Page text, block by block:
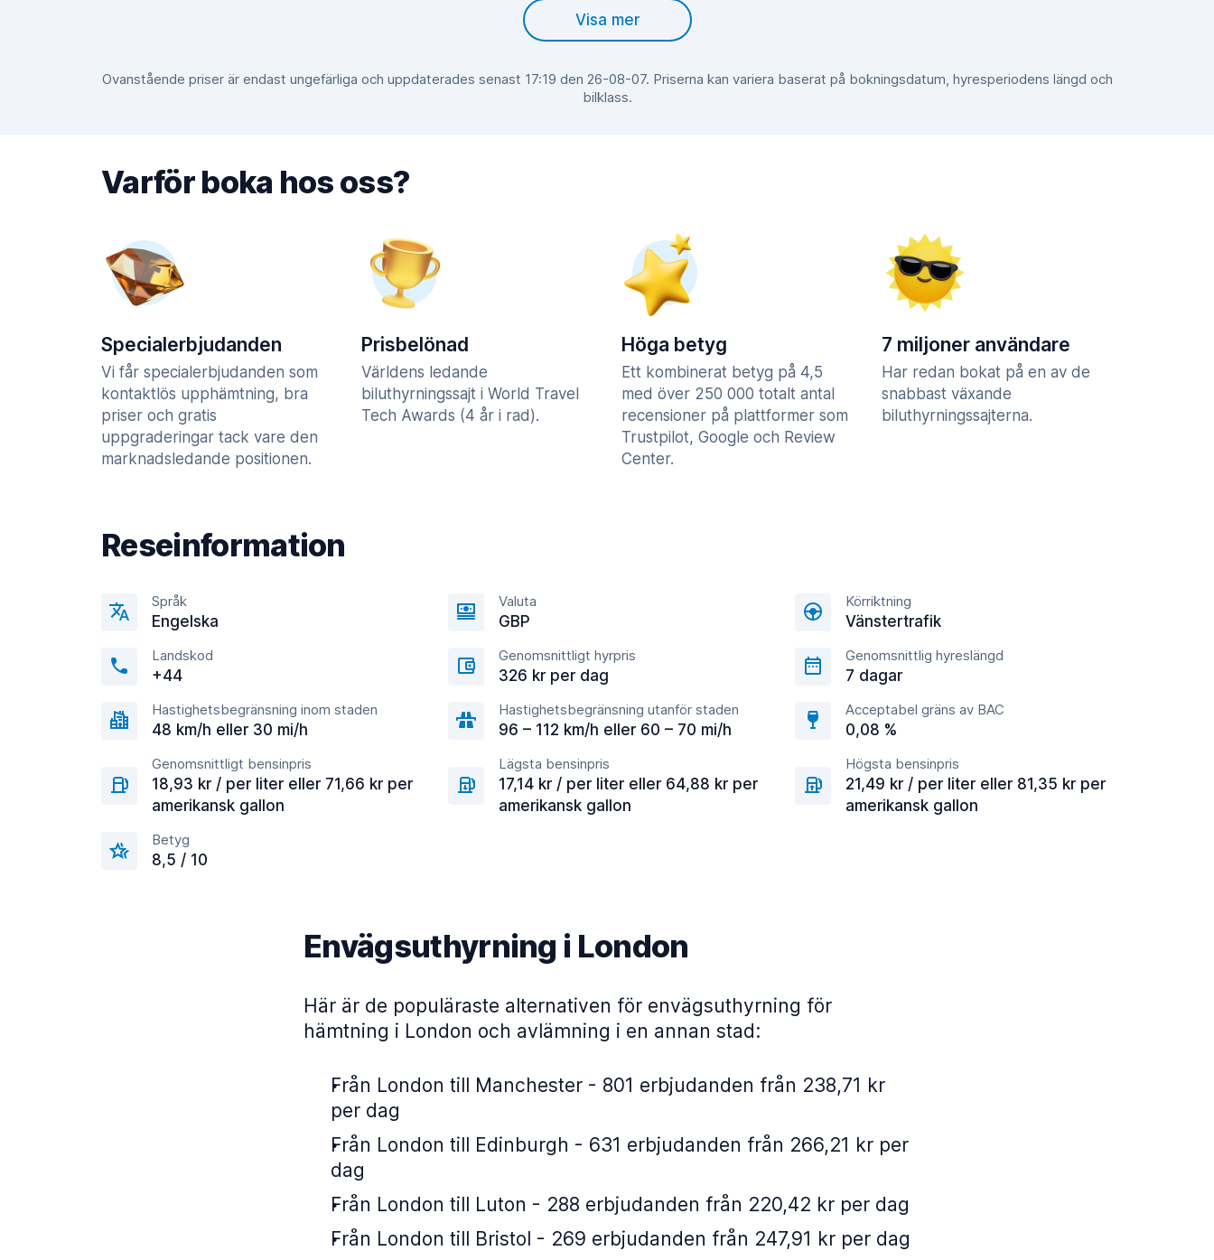
Visa mer
Ovanstående priser är endast ungefärliga och uppdaterades senast 17:19 den 26-08-07. Priserna kan variera baserat på bokningsdatum, hyresperiodens längd och
bilklass.
Varför boka hos oss?
Specialerbjudanden
Vi får specialerbjudanden som
kontaktlös upphämtning, bra
priser och gratis
uppgraderingar tack vare den
marknadsledande positionen.
Prisbelönad
Världens ledande
biluthyrningssajt i World Travel
Tech Awards (4 år i rad).
Höga betyg
Ett kombinerat betyg på 4,5
med över 250 000 totalt antal
recensioner på plattformer som
Trustpilot, Google och Review
Center.
7 miljoner användare
Har redan bokat på en av de
snabbast växande
biluthyrningssajterna.
Reseinformation
Språk
Engelska
Valuta
GBP
Körriktning
Vänstertrafik
Landskod
+44
Genomsnittligt hyrpris
326 kr per dag
Genomsnittlig hyreslängd
7 dagar
Hastighetsbegränsning inom staden
48 km/h eller 30 mi/h
Hastighetsbegränsning utanför staden
96 – 112 km/h eller 60 – 70 mi/h
Acceptabel gräns av BAC
0,08 %
Genomsnittligt bensinpris
18,93 kr / per liter eller 71,66 kr per
amerikansk gallon
Lägsta bensinpris
17,14 kr / per liter eller 64,88 kr per
amerikansk gallon
Högsta bensinpris
21,49 kr / per liter eller 81,35 kr per
amerikansk gallon
Betyg
8,5 / 10
Envägsuthyrning i London
Här är de populäraste alternativen för envägsuthyrning för
hämtning i London och avlämning i en annan stad:
Från London till Manchester - 801 erbjudanden från 238,71 kr
per dag
Från London till Edinburgh - 631 erbjudanden från 266,21 kr per
dag
Från London till Luton - 288 erbjudanden från 220,42 kr per dag
Från London till Bristol - 269 erbjudanden från 247,91 kr per dag